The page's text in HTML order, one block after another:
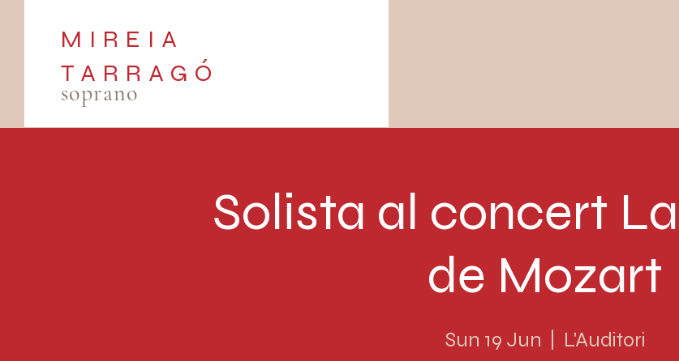
MIREIA
TARRAGÓ
soprano
Solista al concert
de Mozart
Sun 19 Jun L'Auditori